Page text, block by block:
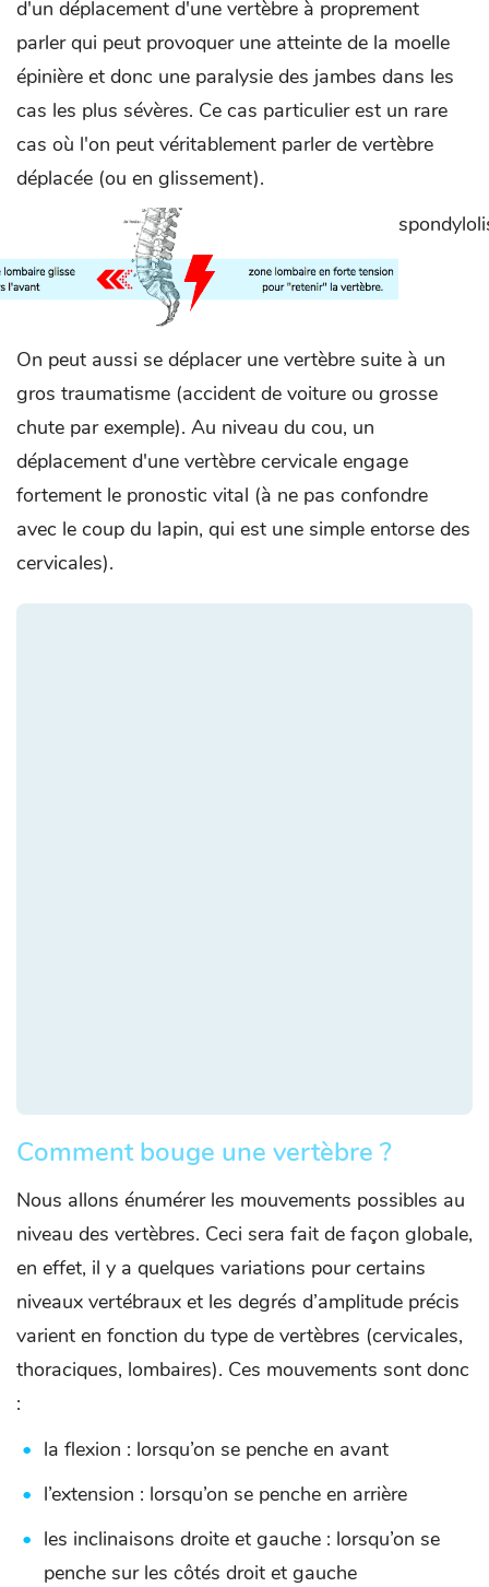
d'un déplacement d'une vertèbre à proprement
parler qui peut provoquer une atteinte de la moelle
épinière et donc une paralysie des jambes dans les
cas les plus sévères. Ce cas particulier est un rare
cas où l'on peut véritablement parler de vertèbre
déplacée (ou en glissement).
On peut aussi se déplacer une vertèbre suite à un
gros traumatisme (accident de voiture ou grosse
chute par exemple). Au niveau du cou, un
déplacement d'une vertèbre cervicale engage
fortement le pronostic vital (à ne pas confondre
avec le coup du lapin, qui est une simple entorse des
cervicales).
Comment bouge une vertèbre ?
Nous allons énumérer les mouvements possibles au
niveau des vertèbres. Ceci sera fait de façon globale,
en effet, il y a quelques variations pour certains
niveaux vertébraux et les degrés d’amplitude précis
varient en fonction du type de vertèbres (cervicales,
thoraciques, lombaires). Ces mouvements sont donc
:
la flexion : lorsqu’on se penche en avant
l’extension : lorsqu’on se penche en arrière
les inclinaisons droite et gauche : lorsqu’on se
penche sur les côtés droit et gauche